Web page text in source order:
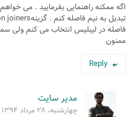
اگه ممکنه راهنمایی بفرمایید . می
فاصله در لیبلیس انتخاب می کنم
ممنون
Reply
مدیر سایت
چهارشنبه، ۲۸ مرداد ۱۳۹۴ at ۲۰:۱۱